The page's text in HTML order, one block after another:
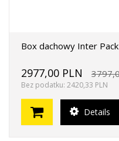
Box dachowy Inter
2977,00 PLN
Bez podatku: 2420,33 PLN
Details